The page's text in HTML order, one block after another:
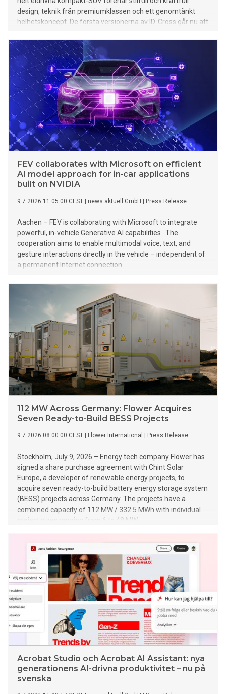
design, teknik från premiumklassen och ett genomtänkt
helhetskoncept. De första versionerna av ID. Cross går nu att
FEV collaborates with Microsoft on efficient
AI model approach for in‑car applications
built on NVIDIA
9.7.2026 11:05:00 CEST news aktuell GmbH Press Release
Aachen – FEV is collaborating with Microsoft to integrate
powerful, in-vehicle Generative AI capabilities . The
cooperation aims to enable multimodal voice, text, and
gesture interactions directly in the vehicle – independent of
a permanent Internet connection.
112 MW Across Germany: Flower Acquires
Seven Ready-to-Build BESS Projects
9.7.2026 08:00:00 CEST Flower International Press Release
Stockholm, July 9, 2026 – Energy tech company Flower has
signed a share purchase agreement with Chint Solar
Europe, a developer of renewable energy projects, to
acquire seven ready-to-build battery energy storage system
(BESS) projects across Germany. The projects have a
combined capacity of 112 MW / 332.5 MWh with individual
project sizes ranging from 6 to 48 MW.
Acrobat Studio och Acrobat AI Assistant: nya
generationens AI-drivna produktivitet – nu på
svenska